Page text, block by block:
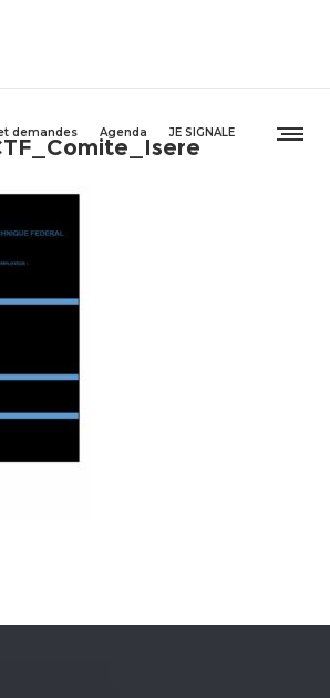
demandes Agenda JE SIGNALE